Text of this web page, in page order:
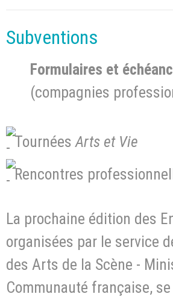
Subventions
Formulaires et
(compagnies
TournéesArts et Vie
Rencontres
La prochaine édition des
organisées par le service
des Arts de la Scène -
Communauté française,